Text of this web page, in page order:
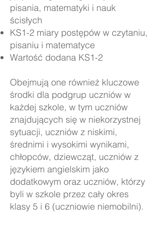
pisania, matematyki i nauk
ścisłych
KS1-2 miary postępów w czytaniu,
pisaniu i matematyce
Wartość dodana KS1-2
Obejmują one również kluczowe
środki dla podgrup uczniów w
każdej szkole, w tym uczniów
znajdujących się w niekorzystnej
sytuacji, uczniów z niskimi,
średnimi i wysokimi wynikami,
chłopców, dziewcząt, uczniów z
językiem angielskim jako
dodatkowym oraz uczniów, którzy
byli w szkole przez cały okres
klasy 5 i 6 (uczniowie niemobilni).